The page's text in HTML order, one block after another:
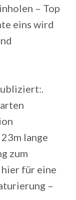
– Top
eins wird
lange
zum
hier für eine
–